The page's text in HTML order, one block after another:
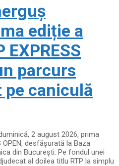
ediție a
parcurs
caniculă
2 august 2026, prima
OPEN, desfășurată la Baza
din București. Pe fondul unei
al doilea titlu RTP la simplu